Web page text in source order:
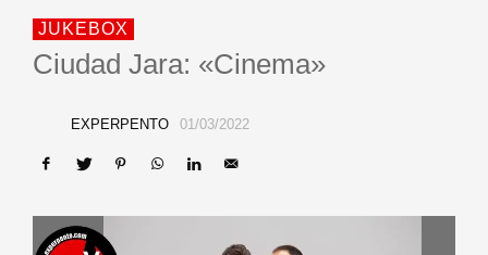
JUKEBOX
Ciudad Jara: «Cinema»
EXPERPENTO 01/03/2022